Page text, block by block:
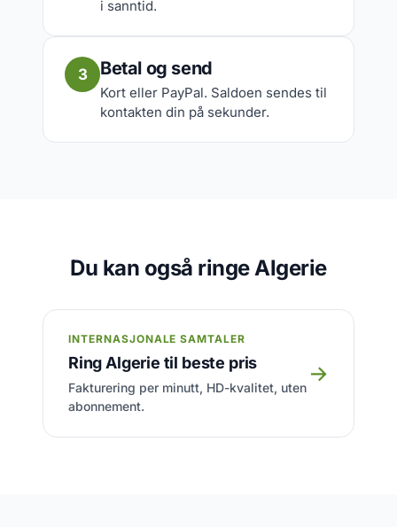
i sanntid.
3 Betal og send
Kort eller PayPal. Saldoen sendes til
kontakten din på sekunder.
Du kan også ringe Algerie
INTERNASJONALE SAMTALER
Ring Algerie til beste pris
Fakturering per minutt, HD-kvalitet, uten
abonnement.
→